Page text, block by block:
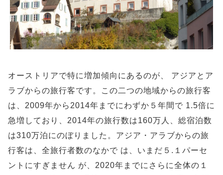
オーストリアで特に増加傾向にあるのが、 アジアとア
ラブからの旅行客です。この二つの地域からの旅行客
は、2009年から2014年までにわずか５年間で 1.5倍に
急増しており、2014年の旅行数は160万人、総宿泊数
は310万泊にのぼりました。アジア・アラブからの旅
行客は、全旅行者数のなかで は、いまだ５.１パーセ
ントにすぎません が、2020年までにさらに全体の１